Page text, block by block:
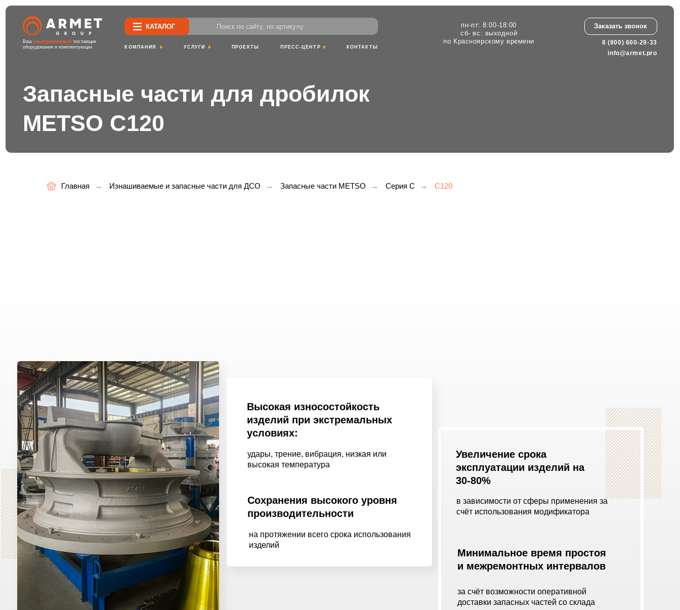
сб- вс: выходной
по Красноярскому времени
оборудования и комплектующих
Поиск по сайту, по артикулу
КАТАЛОГ
Запасные части для дробилок
METSO С120
Главная → Изнашиваемые и запасные части для ДСО → Запасные части METSO → Серия С → C120
удары, трение, вибрация, низкая или
высокая температура
в зависимости от сферы применения за
счёт использования модификатора
за счёт возможности оперативной
доставки запасных частей со склада
Высокая износостойкость
изделий при экстремальных
условиях:
Увеличение срока
эксплуатации изделий на
30-80%
Минимальное время простоя
и межремонтных интервалов
на протяжении всего срока использования
изделий
Сохранения высокого уровня
производительности